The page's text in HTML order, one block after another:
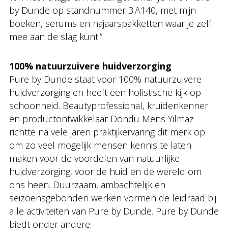
by Dunde op standnummer 3.A140, met mijn
boeken, serums en najaarspakketten waar je zelf
mee aan de slag kunt.”
100% natuurzuivere huidverzorging
Pure by Dunde staat voor 100% natuurzuivere
huidverzorging en heeft een holistische kijk op
schoonheid. Beautyprofessional, kruidenkenner
en productontwikkelaar Döndü Mens Yilmaz
richtte na vele jaren praktijkervaring dit merk op
om zo veel mogelijk mensen kennis te laten
maken voor de voordelen van natuurlijke
huidverzorging, voor de huid en de wereld om
ons heen. Duurzaam, ambachtelijk en
seizoensgebonden werken vormen de leidraad bij
alle activiteiten van Pure by Dunde. Pure by Dunde
biedt onder andere: